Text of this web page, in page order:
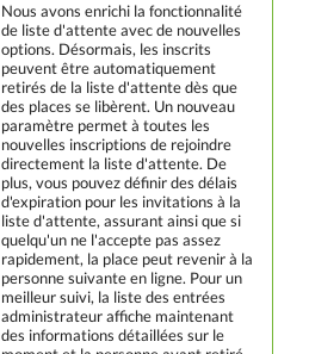
Nous avons enrichi la fonctionnalité
de liste d'attente avec de nouvelles
options. Désormais, les inscrits
peuvent être automatiquement
retirés de la liste d'attente dès que
des places se libèrent. Un nouveau
paramètre permet à toutes les
nouvelles inscriptions de rejoindre
directement la liste d'attente. De
plus, vous pouvez définir des délais
d'expiration pour les invitations à la
liste d'attente, assurant ainsi que si
quelqu'un ne l'accepte pas assez
rapidement, la place peut revenir à la
personne suivante en ligne. Pour un
meilleur suivi, la liste des entrées
administrateur affiche maintenant
des informations détaillées sur le